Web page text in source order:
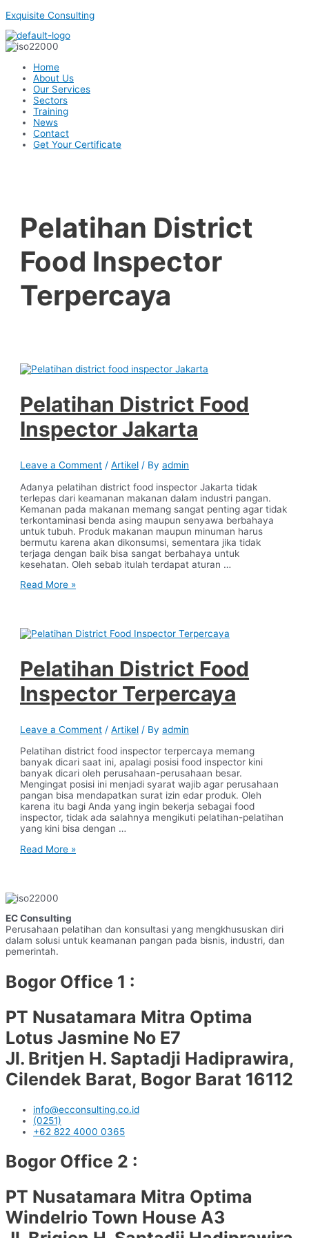
Skip
content
Exquisite Consulting
Menu
Home
About Us
Our Services
Sectors
Training
News
Contact
Get Your Certificate
Pelatihan District
Food Inspector
Terpercaya
Pelatihan District Food
Inspector Jakarta
Leave a Comment /Artikel / Byadmin
Adanya pelatihan district food inspector Jakarta tidak
terlepas dari keamanan makanan dalam industri pangan.
Kemanan pada makanan memang sangat penting agar tidak
terkontaminasi benda asing maupun senyawa berbahaya
untuk tubuh. Produk makanan maupun minuman harus
bermutu karena akan dikonsumsi, sementara jika tidak
terjaga dengan baik bisa sangat berbahaya untuk
kesehatan. Oleh sebab itulah terdapat aturan …
Pelatihan
Jakarta
Read More »
Pelatihan District Food
Inspector Terpercaya
Leave a Comment /Artikel / Byadmin
Pelatihan district food inspector terpercaya memang
banyak dicari saat ini, apalagi posisi food inspector kini
banyak dicari oleh perusahaan-perusahaan besar.
Mengingat posisi ini menjadi syarat wajib agar perusahaan
pangan bisa mendapatkan surat izin edar produk. Oleh
karena itu bagi Anda yang ingin bekerja sebagai food
inspector, tidak ada salahnya mengikuti pelatihan-pelatihan
yang kini bisa dengan …
Pelatihan
Terpercaya
Read More »
EC Consulting
Perusahaan pelatihan dan konsultasi yang mengkhususkan diri
dalam solusi untuk keamanan pangan pada bisnis, industri, dan
pemerintah.
Bogor Office 1 :
PT Nusatamara Mitra Optima
Lotus Jasmine No E7
Jl. Britjen H. Saptadji Hadiprawira,
Cilendek Barat, Bogor Barat 16112
info@ecconsulting.co.id
(0251)
+62 822 4000 0365
Bogor Office 2 :
PT Nusatamara Mitra Optima
Windelrio Town House A3